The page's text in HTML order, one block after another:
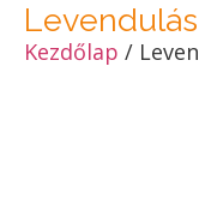
Kezdőlap /